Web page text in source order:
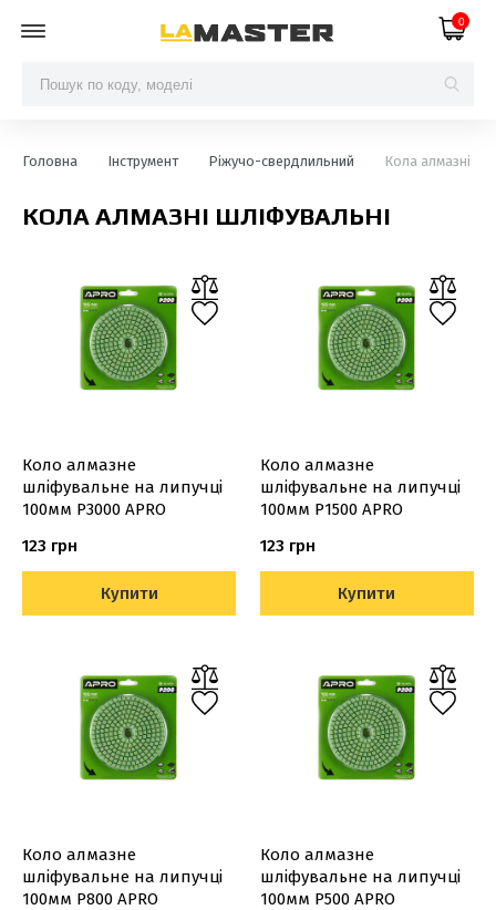
0
Головна Інструмент Ріжучо-свердлильний Кола алмазні
КОЛА АЛМАЗНІ ШЛІФУВАЛЬНІ
Коло алмазне
шліфувальне на липучці
100мм Р3000 APRO
123 грн
Купити
Коло алмазне
шліфувальне на липучці
100мм Р1500 APRO
123 грн
Купити
Коло алмазне
шліфувальне на липучці
100мм Р800 APRO
Коло алмазне
шліфувальне на липучці
100мм Р500 APRO